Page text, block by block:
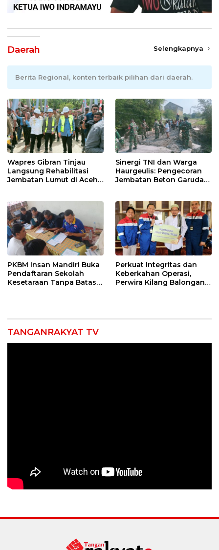
Daerah Selengkapnya
Berita Regional, konten terbaik pilihan dari daerah.
Wapres Gibran Tinjau
Langsung Rehabilitasi
Jembatan Lumut di Aceh
Sinergi TNI dan Warga
Haurgeulis: Pengecoran
Jembatan Beton Garuda
PKBM Insan Mandiri Buka
Pendaftaran Sekolah
Kesetaraan Tanpa Batas
Perkuat Integritas dan
Keberkahan Operasi,
Perwira Kilang Balongan
TANGANRAKYAT TV